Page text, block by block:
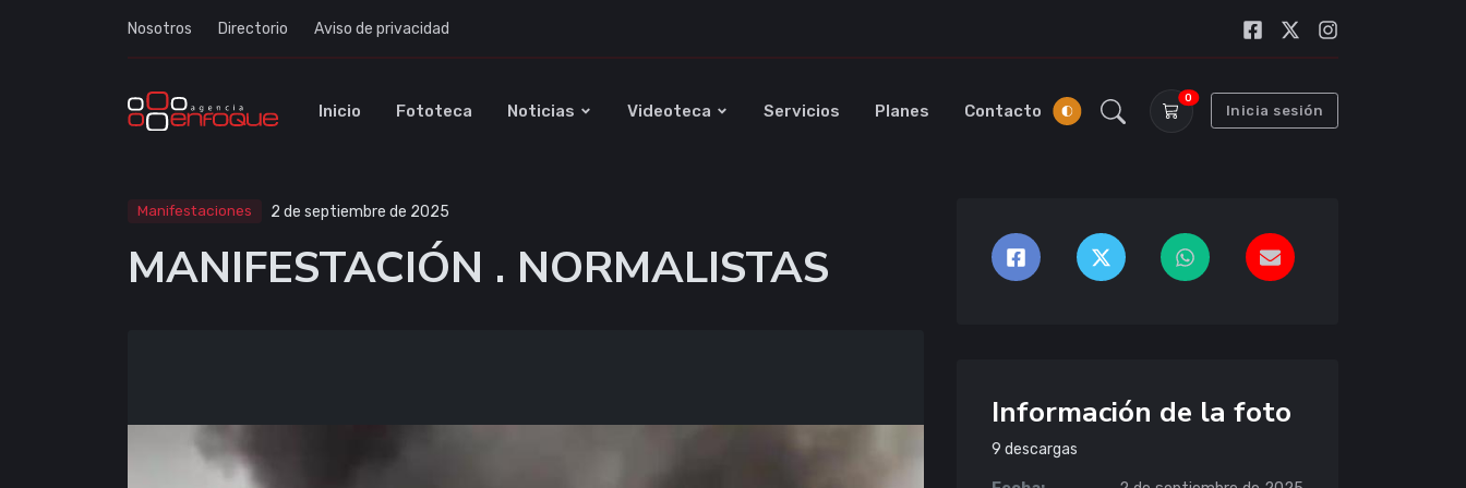
Nosotros Directorio Aviso de privacidad
Inicio Fototeca Noticias Videoteca Servicios Planes Contacto
0
Inicia sesión
Manifestaciones 2 de septiembre de 2025
MANIFESTACIÓN . NORMALISTAS
Información de la foto
9 descargas